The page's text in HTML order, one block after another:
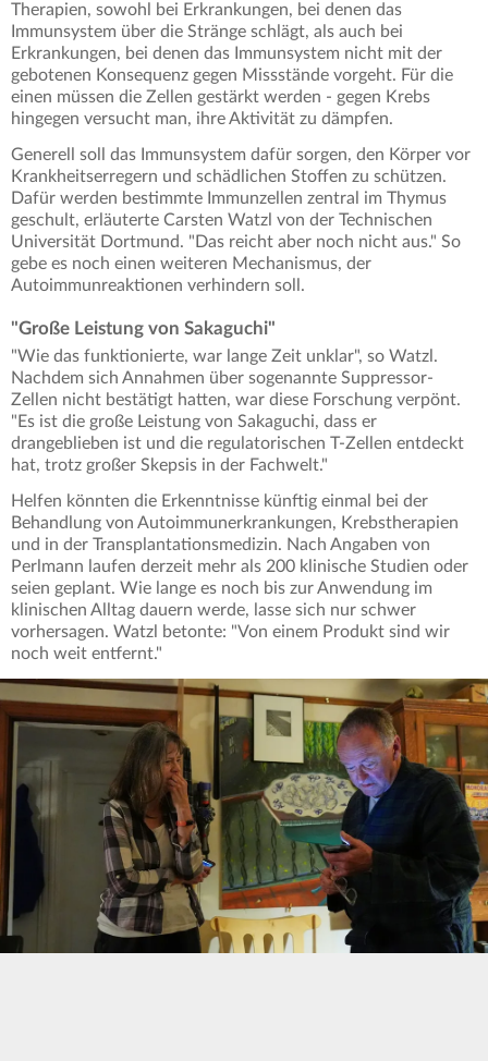
Therapien, sowohl bei Erkrankungen, bei denen das
Immunsystem über die Stränge schlägt, als auch bei
Erkrankungen, bei denen das Immunsystem nicht mit der
gebotenen Konsequenz gegen Missstände vorgeht. Für die
einen müssen die Zellen gestärkt werden - gegen Krebs
hingegen versucht man, ihre Aktivität zu dämpfen.
Generell soll das Immunsystem dafür sorgen, den Körper vor
Krankheitserregern und schädlichen Stoffen zu schützen.
Dafür werden bestimmte Immunzellen zentral im Thymus
geschult, erläuterte Carsten Watzl von der Technischen
Universität Dortmund. "Das reicht aber noch nicht aus." So
gebe es noch einen weiteren Mechanismus, der
Autoimmunreaktionen verhindern soll.
"Große Leistung von Sakaguchi"
"Wie das funktionierte, war lange Zeit unklar", so Watzl.
Nachdem sich Annahmen über sogenannte Suppressor-
Zellen nicht bestätigt hatten, war diese Forschung verpönt.
"Es ist die große Leistung von Sakaguchi, dass er
drangeblieben ist und die regulatorischen T-Zellen entdeckt
hat, trotz großer Skepsis in der Fachwelt."
Helfen könnten die Erkenntnisse künftig einmal bei der
Behandlung von Autoimmunerkrankungen, Krebstherapien
und in der Transplantationsmedizin. Nach Angaben von
Perlmann laufen derzeit mehr als 200 klinische Studien oder
seien geplant. Wie lange es noch bis zur Anwendung im
klinischen Alltag dauern werde, lasse sich nur schwer
vorhersagen. Watzl betonte: "Von einem Produkt sind wir
noch weit entfernt."